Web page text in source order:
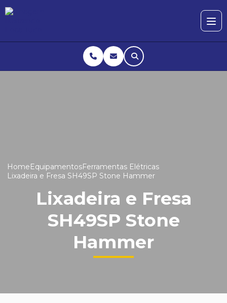
HomeEquipamentosFerramentas Elétricas
Lixadeira e Fresa SH49SP Stone Hammer
Lixadeira e Fresa
SH49SP Stone
Hammer